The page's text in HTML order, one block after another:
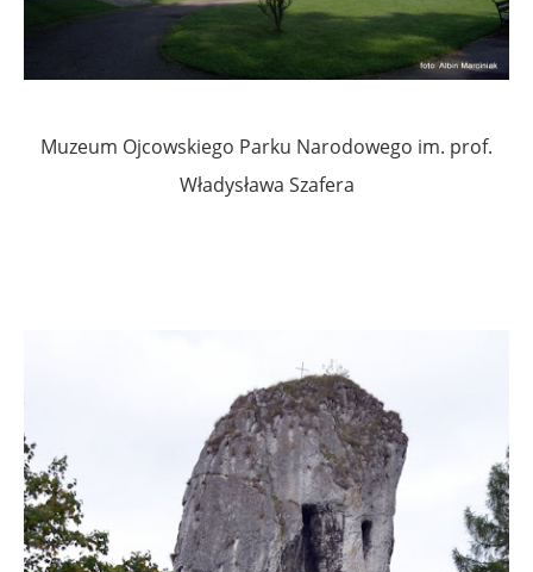
Muzeum Ojcowskiego Parku Narodowego im. prof.
Władysława Szafera